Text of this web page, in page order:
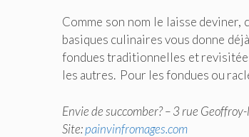
Comme son nom le laisse
basiques culinaires vous donne
fondues traditionnelles et
les autres. Pour les fondues ou
Envie de succomber? – 3 rue
Site:painvinfromages.com